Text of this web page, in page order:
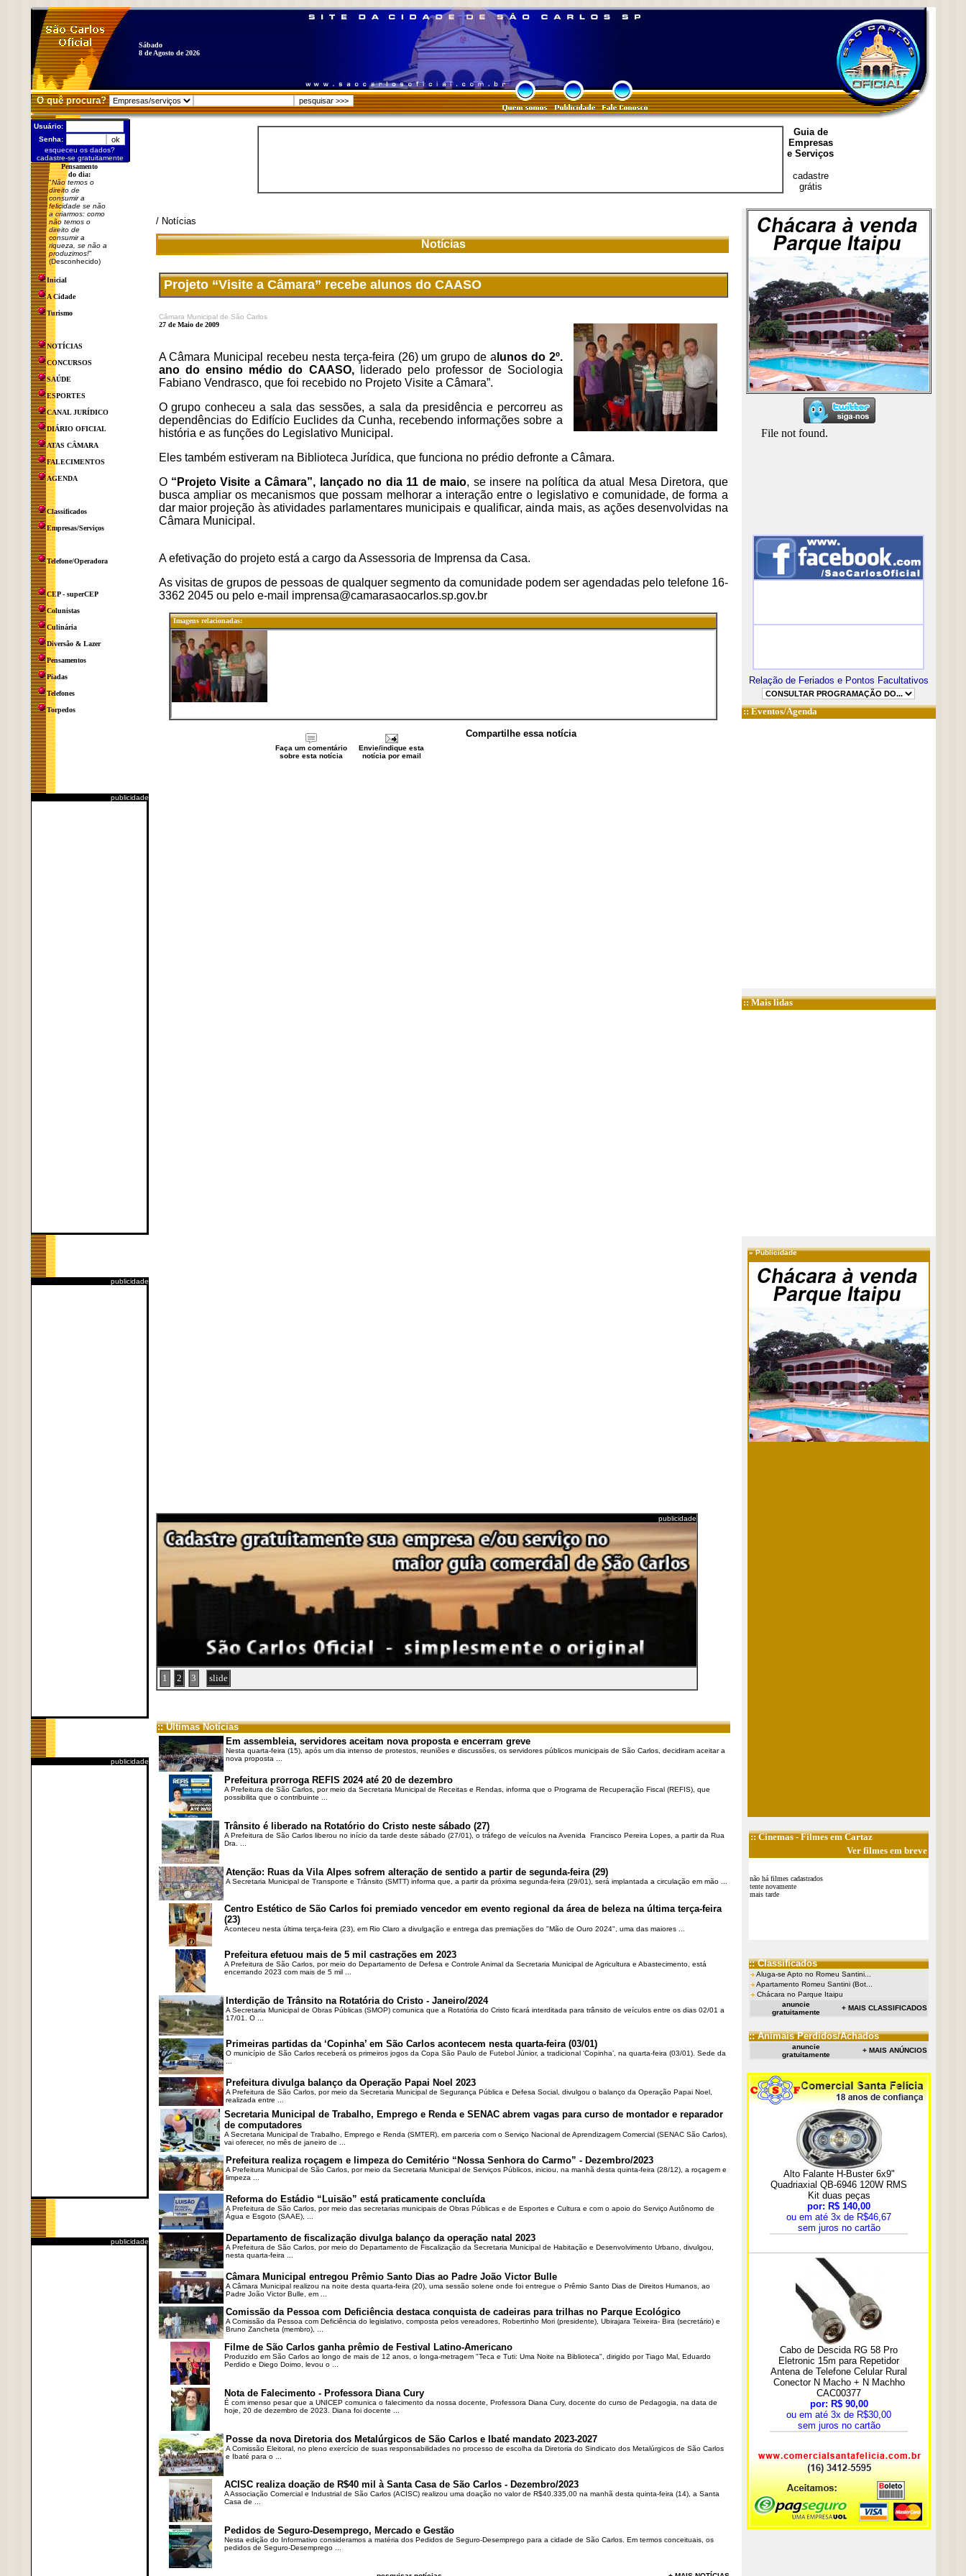
Sábado
8 de Agosto de 2026
O quê procura?
Usuário:
Senha:
esqueceu os dados?
cadastre-se gratuitamente
Pensamento
do dia:
"Não temos o
direito de
consumir a
felicidade se não
a criarmos: como
não temos o
direito de
consumir a
riqueza, se não a
produzimos!"
(Desconhecido)
Inicial
A Cidade
Turismo
NOTÍCIAS
CONCURSOS
SAÚDE
ESPORTES
CANAL JURÍDICO
DIÁRIO OFICIAL
ATAS CÂMARA
FALECIMENTOS
AGENDA
Classificados
Empresas/Serviços
Telefone/Operadora
CEP - superCEP
Colunistas
Culinária
Diversão & Lazer
Pensamentos
Piadas
Telefones
Torpedos
publicidade
publicidade
publicidade
publicidade
Guia de
Empresas
e Serviços
cadastre
grátis
/ Notícias
Notícias
Projeto “Visite a Câmara” recebe alunos do CAASO
Câmara Municipal de São Carlos
27 de Maio de 2009
A Câmara Municipal recebeu nesta terça-feira (26) um grupo de a lunos do 2º.
ano do ensino médio do CAASO,liderado pelo professor de Sociologia
Fabiano Vendrasco, que foi recebido no Projeto Visite a Câmara”.
O grupo conheceu a sala das sessões, a sala da presidência e percorreu as
dependências do Edifício Euclides da Cunha, recebendo informações sobre a
história e as funções do Legislativo Municipal.
Eles também estiveram na Biblioteca Jurídica, que funciona no prédio defronte a Câmara.
O “Projeto Visite a Câmara”, lançado no dia 11 de maio, se insere na política da atual Mesa Diretora, que
busca ampliar os mecanismos que possam melhorar a interação entre o legislativo e comunidade, de forma a
dar maior projeção às atividades parlamentares municipais e qualificar, ainda mais, as ações desenvolvidas na
Câmara Municipal.
A efetivação do projeto está a cargo da Assessoria de Imprensa da Casa.
As visitas de grupos de pessoas de qualquer segmento da comunidade podem ser agendadas pelo telefone 16-
3362 2045 ou pelo e-mail imprensa@camarasaocarlos.sp.gov.br
Imagens relacionadas:
Compartilhe essa notícia
Faça um comentário
sobre esta notícia
Envie/indique esta
notícia por email
publicidade
1 2 3 slide
:: Últimas Notícias
Em assembleia, servidores aceitam nova proposta e encerram greve
Nesta quarta-feira (15), após um dia intenso de protestos, reuniões e discussões, os servidores públicos municipais de São Carlos, decidiram aceitar a
nova proposta ...
Prefeitura prorroga REFIS 2024 até 20 de dezembro
A Prefeitura de São Carlos, por meio da Secretaria Municipal de Receitas e Rendas, informa que o Programa de Recuperação Fiscal (REFIS), que
possibilita que o contribuinte ...
Trânsito é liberado na Rotatório do Cristo neste sábado (27)
A Prefeitura de São Carlos liberou no início da tarde deste sábado (27/01), o tráfego de veículos na Avenida Francisco Pereira Lopes, a partir da Rua
Dra. ...
Atenção: Ruas da Vila Alpes sofrem alteração de sentido a partir de segunda-feira (29)
A Secretaria Municipal de Transporte e Trânsito (SMTT) informa que, a partir da próxima segunda-feira (29/01), será implantada a circulação em mão ...
Centro Estético de São Carlos foi premiado vencedor em evento regional da área de beleza na última terça-feira
(23)
Aconteceu nesta última terça-feira (23), em Rio Claro a divulgação e entrega das premiações do "Mão de Ouro 2024", uma das maiores ...
Prefeitura efetuou mais de 5 mil castrações em 2023
A Prefeitura de São Carlos, por meio do Departamento de Defesa e Controle Animal da Secretaria Municipal de Agricultura e Abastecimento, está
encerrando 2023 com mais de 5 mil ...
Interdição de Trânsito na Rotatória do Cristo - Janeiro/2024
A Secretaria Municipal de Obras Públicas (SMOP) comunica que a Rotatória do Cristo ficará interditada para trânsito de veículos entre os dias 02/01 a
17/01. O ...
Primeiras partidas da ‘Copinha’ em São Carlos acontecem nesta quarta-feira (03/01)
O município de São Carlos receberá os primeiros jogos da Copa São Paulo de Futebol Júnior, a tradicional ‘Copinha’, na quarta-feira (03/01). Sede da
Prefeitura divulga balanço da Operação Papai Noel 2023
A Prefeitura de São Carlos, por meio da Secretaria Municipal de Segurança Pública e Defesa Social, divulgou o balanço da Operação Papai Noel,
realizada entre ...
Secretaria Municipal de Trabalho, Emprego e Renda e SENAC abrem vagas para curso de montador e reparador
de computadores
A Secretaria Municipal de Trabalho, Emprego e Renda (SMTER), em parceria com o Serviço Nacional de Aprendizagem Comercial (SENAC São Carlos),
vai oferecer, no mês de janeiro de ...
Prefeitura realiza roçagem e limpeza do Cemitério “Nossa Senhora do Carmo” - Dezembro/2023
A Prefeitura Municipal de São Carlos, por meio da Secretaria Municipal de Serviços Públicos, iniciou, na manhã desta quinta-feira (28/12), a roçagem e
limpeza ...
Reforma do Estádio “Luisão” está praticamente concluída
A Prefeitura de São Carlos, por meio das secretarias municipais de Obras Públicas e de Esportes e Cultura e com o apoio do Serviço Autônomo de
Água e Esgoto (SAAE), ...
Departamento de fiscalização divulga balanço da operação natal 2023
A Prefeitura de São Carlos, por meio do Departamento de Fiscalização da Secretaria Municipal de Habitação e Desenvolvimento Urbano, divulgou,
nesta quarta-feira ...
Câmara Municipal entregou Prêmio Santo Dias ao Padre João Victor Bulle
A Câmara Municipal realizou na noite desta quarta-feira (20), uma sessão solene onde foi entregue o Prêmio Santo Dias de Direitos Humanos, ao
Padre João Victor Bulle, em ...
Comissão da Pessoa com Deficiência destaca conquista de cadeiras para trilhas no Parque Ecológico
A Comissão da Pessoa com Deficiência do legislativo, composta pelos vereadores, Robertinho Mori (presidente), Ubirajara Teixeira- Bira (secretário) e
Bruno Zancheta (membro), ...
Filme de São Carlos ganha prêmio de Festival Latino-Americano
Produzido em São Carlos ao longo de mais de 12 anos, o longa-metragem "Teca e Tuti: Uma Noite na Biblioteca", dirigido por Tiago Mal, Eduardo
Perdido e Diego Doimo, levou o ...
Nota de Falecimento - Professora Diana Cury
É com imenso pesar que a UNICEP comunica o falecimento da nossa docente, Professora Diana Cury, docente do curso de Pedagogia, na data de
hoje, 20 de dezembro de 2023. Diana foi docente ...
Posse da nova Diretoria dos Metalúrgicos de São Carlos e Ibaté mandato 2023-2027
A Comissão Eleitoral, no pleno exercício de suas responsabilidades no processo de escolha da Diretoria do Sindicato dos Metalúrgicos de São Carlos
e Ibaté para o ...
ACISC realiza doação de R$40 mil à Santa Casa de São Carlos - Dezembro/2023
A Associação Comercial e Industrial de São Carlos (ACISC) realizou uma doação no valor de R$40.335,00 na manhã desta quinta-feira (14), a Santa
Casa de ...
Pedidos de Seguro-Desemprego, Mercado e Gestão
Nesta edição do Informativo consideramos a matéria dos Pedidos de Seguro-Desemprego para a cidade de São Carlos. Em termos conceituais, os
pedidos de Seguro-Desemprego ...
Relação de Feriados e Pontos Facultativos
::Eventos/Agenda
:: Mais lidas
»Publicidade
::Cinemas- Filmes em Cartaz
Ver filmes em breve
não há filmes cadastrados
tente novamente
mais tarde
:: Classificados
Aluga-se Apto no Romeu Santini...
Apartamento Romeu Santini (Bot...
Chácara no Parque Itaipu
anuncie
gratuitamente
+ MAIS CLASSIFICADOS
:: Animais Perdidos/Achados
anuncie
gratuitamente
+ MAIS ANÚNCIOS